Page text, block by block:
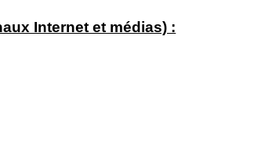
Internet et médias) :